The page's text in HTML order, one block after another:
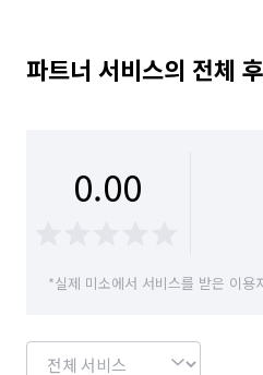
파트너 서비스의 전체
0.00
*실제 미소에서 서비스를 받은 이용